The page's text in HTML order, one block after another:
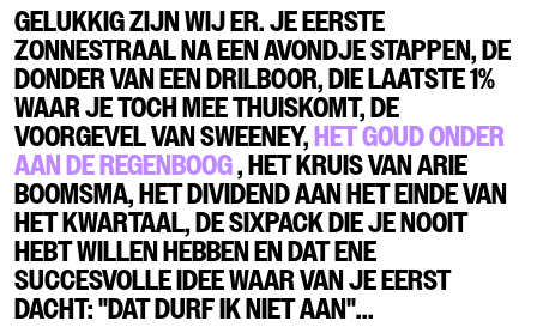
GELUKKIG ZIJN WIJ ER. JE EERSTE
ZONNESTRAAL NA EEN AVONDJE STAPPEN, DE
DONDER VAN EEN DRILBOOR, DIE LAATSTE 1%
WAAR JE TOCH MEE THUISKOMT, DE
VOORGEVEL VAN SWEENEY,HET GOUD ONDER
AAN DE REGENBOOG, HET KRUIS VAN ARIE
BOOMSMA, HET DIVIDEND AAN HET EINDE VAN
HET KWARTAAL, DE SIXPACK DIE JE NOOIT
HEBT WILLEN HEBBEN EN DAT ENE
SUCCESVOLLE IDEE WAAR VAN JE EERST
DACHT: "DAT DURF IK NIET AAN"...